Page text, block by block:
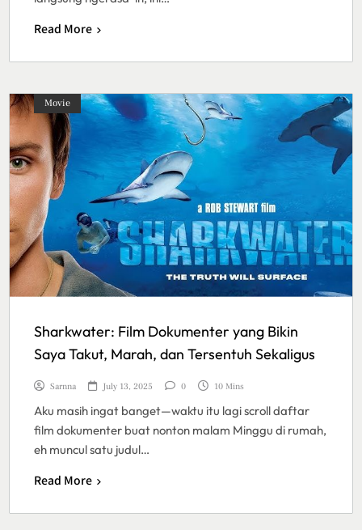
Read More
Movie
Sharkwater: Film Dokumenter yang Bikin
Saya Takut, Marah, dan Tersentuh Sekaligus
Sarnna July 13, 2025 0 10 Mins
Aku masih ingat banget—waktu itu lagi scroll daftar
film dokumenter buat nonton malam Minggu di rumah,
eh muncul satu judul…
Read More